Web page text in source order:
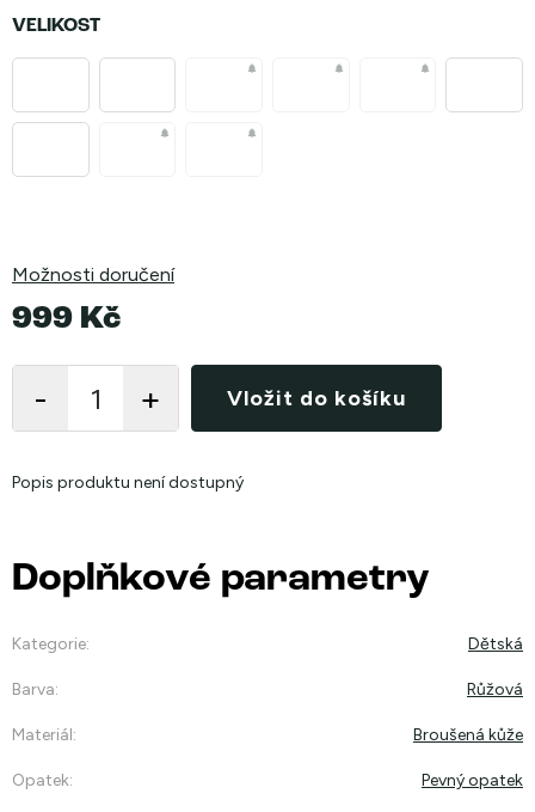
VELIKOST
Možnosti doručení
999 Kč
cena:
Vložit do košíku
Popis produktu není dostupný
Doplňkové parametry
Kategorie: Dětská
Barva: Růžová
Materiál: Broušená kůže
Opatek: Pevný opatek